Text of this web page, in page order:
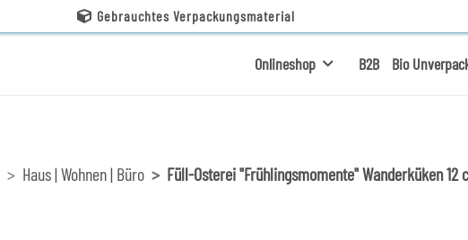
Gebrauchtes Verpackungsmaterial
Onlineshop B2B Bio
Haus | Wohnen | Büro Füll-Osterei "Frühlingsmomente" Wanderküken 12